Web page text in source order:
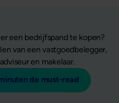
een bedrijfspand te kopen?
van een vastgoedbelegger,
en makelaar.
de must-read